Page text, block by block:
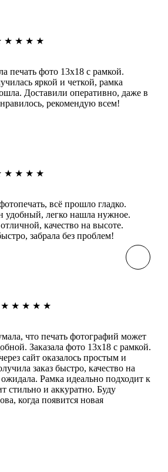
★ ★ ★ ★
печать фото 13х18 с рамкой.
яркой и четкой, рамка
Доставили оперативно, даже в
рекомендую всем!
★ ★ ★ ★
всё прошло гладко.
удобный, легко нашла нужное.
качество на высоте.
забрала без проблем!
★ ★ ★ ★ ★
что печать фотографий может
Заказала фото 13х18 с рамкой.
сайт оказалось простым и
заказ быстро, качество на
Рамка идеально подходит к
стильно и аккуратно. Буду
когда появится новая